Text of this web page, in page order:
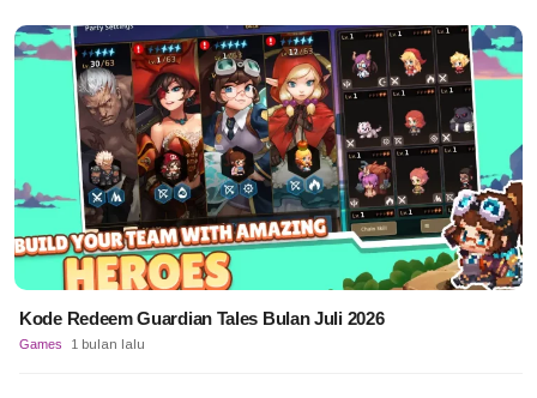
Kode Redeem Guardian Tales Bulan Juli 2026
Games 1 bulan lalu